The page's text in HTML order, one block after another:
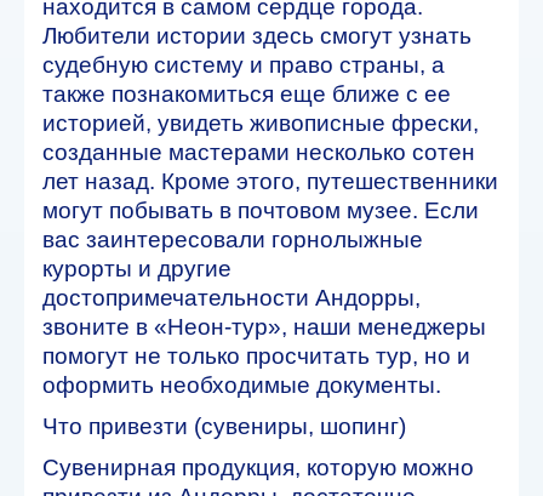
находится в самом сердце города.
Любители истории здесь смогут узнать
судебную систему и право страны, а
также познакомиться еще ближе с ее
историей, увидеть живописные фрески,
созданные мастерами несколько сотен
лет назад. Кроме этого, путешественники
могут побывать в почтовом музее. Если
вас заинтересовали горнолыжные
курорты и другие
достопримечательности Андорры,
звоните в «Неон-тур», наши менеджеры
помогут не только просчитать тур, но и
оформить необходимые документы.
Что привезти (сувениры, шопинг)
Сувенирная продукция, которую можно